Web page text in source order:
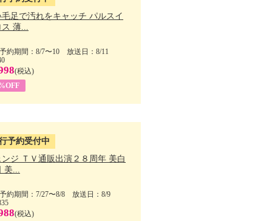
毛足で汚れをキャッチ パルスイ
ス 薄...
約期間：8/7〜10 放送日：8/11
(税込)
予約受付中
ンジ ＴＶ通販出演２８周年 美白
美...
約期間：7/27〜8/8 放送日：8/9
(税込)